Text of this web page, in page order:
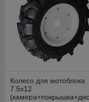
Колесо для мотоблока
7.5x12